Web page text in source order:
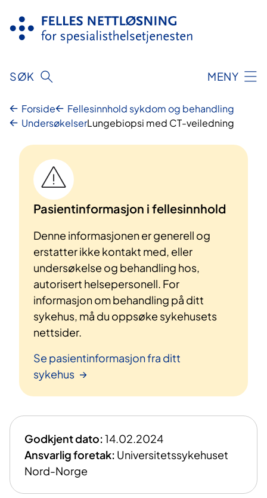
innhold
SØK MENY
Forside
Fellesinnhold sykdom og behandling
UndersøkelserLungebiopsi med CT-veiledning
Pasientinformasjon i fellesinnhold
Denne informasjonen er generell og
erstatter ikke kontakt med, eller
undersøkelse og behandling hos,
autorisert helsepersonell. For
informasjon om behandling på ditt
sykehus, må du oppsøke sykehusets
nettsider.
Se pasientinformasjon fra ditt
sykehus
Godkjent dato:14.02.2024
Ansvarlig foretak: Universitetssykehuset
Nord-Norge